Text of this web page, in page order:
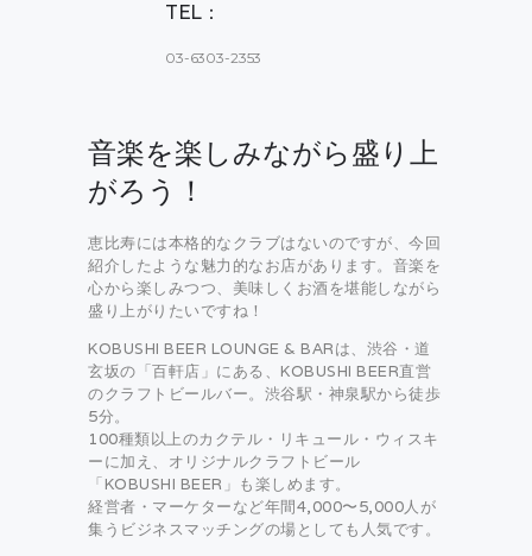
TEL：
03-6303-2353
音楽を楽しみながら盛り上
がろう！
恵比寿には本格的なクラブはないのですが、今回
紹介したような魅力的なお店があります。音楽を
心から楽しみつつ、美味しくお酒を堪能しながら
盛り上がりたいですね！
KOBUSHI BEER LOUNGE & BARは、渋谷・道
玄坂の「百軒店」にある、KOBUSHI BEER直営
のクラフトビールバー。渋谷駅・神泉駅から徒歩
5分。
100種類以上のカクテル・リキュール・ウィスキ
ーに加え、オリジナルクラフトビール
「KOBUSHI BEER」も楽しめます。
経営者・マーケターなど年間4,000〜5,000人が
集うビジネスマッチングの場としても人気です。